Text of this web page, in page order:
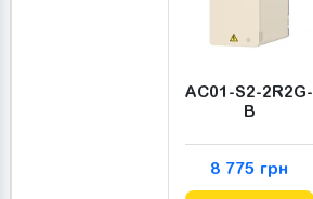
AC01-S2-2R2G-
B
8 775 грн